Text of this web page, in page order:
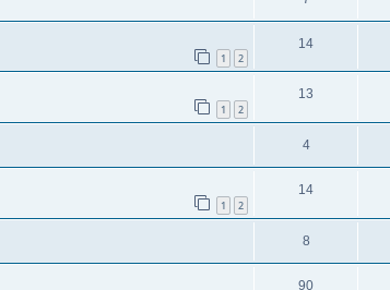
1 2
14
1 2
13
4
1 2
14
8
90